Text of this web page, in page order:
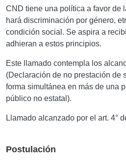
CND tiene una política a favor de
hará discriminación por género,
condición social. Se aspira a
adhieran a estos principios.
Este llamado contempla los
(Declaración de no prestación de
forma simultánea en más de una
público no estatal).
Llamado alcanzado por el art. 4°
Postulación